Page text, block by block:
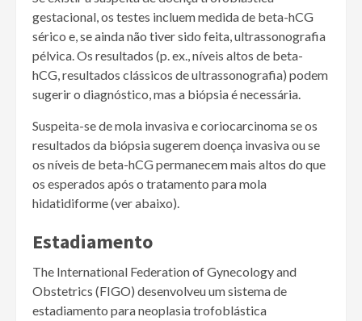
gestacional, os testes incluem medida de beta-hCG
sérico e, se ainda não tiver sido feita, ultrassonografia
pélvica. Os resultados (p. ex., níveis altos de beta-
hCG, resultados clássicos de ultrassonografia) podem
sugerir o diagnóstico, mas a biópsia é necessária.
Suspeita-se de mola invasiva e coriocarcinoma se os
resultados da biópsia sugerem doença invasiva ou se
os níveis de beta-hCG permanecem mais altos do que
os esperados após o tratamento para mola
hidatidiforme (ver abaixo).
Estadiamento
The International Federation of Gynecology and
Obstetrics (FIGO) desenvolveu um sistema de
estadiamento para neoplasia trofoblástica